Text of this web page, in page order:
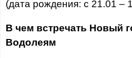
(дата рождения: с 21.01 –
В чем встречать Новый
Водолеям